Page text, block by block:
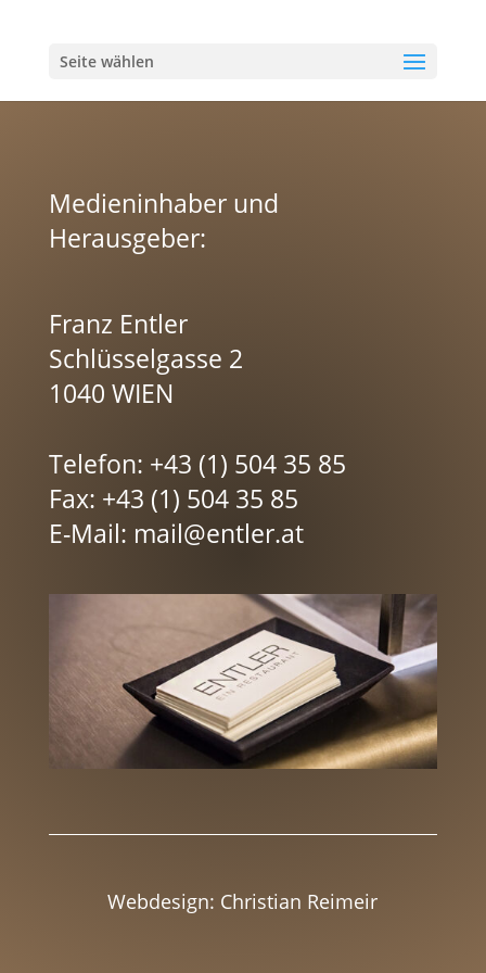
Seite wählen
Medieninhaber und
Herausgeber:
Franz Entler
Schlüsselgasse 2
1040 WIEN
Telefon: +43 (1) 504 35 85
Fax: +43 (1) 504 35 85
E-Mail: mail@entler.at
Webdesign: Christian Reimeir